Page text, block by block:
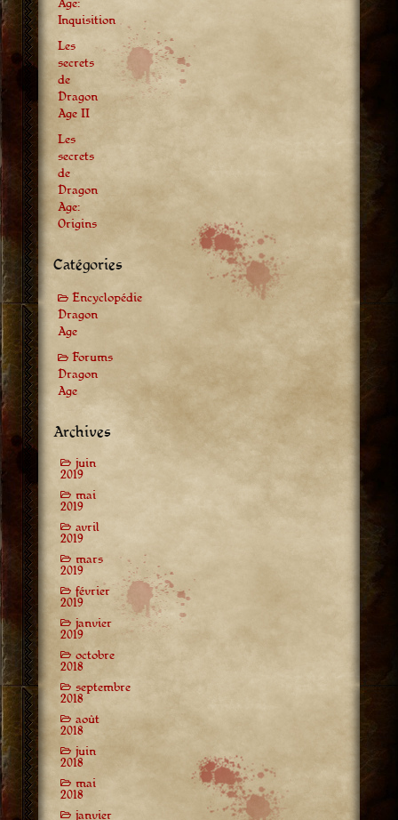
Age:
Inquisition
Les
secrets
de
Dragon
Age II
Les
secrets
de
Dragon
Age:
Origins
Catégories
Encyclopédie
Dragon
Age
Forums
Dragon
Age
Archives
juin
2019
mai
2019
avril
2019
mars
2019
février
2019
janvier
2019
octobre
2018
septembre
2018
août
2018
juin
2018
mai
2018
janvier